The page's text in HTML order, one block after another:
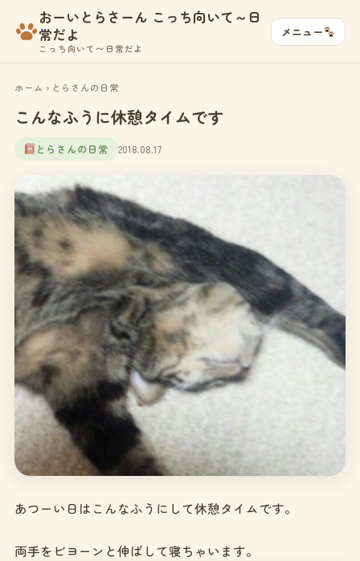
おーいとらさーん こっち向いて～日
常だよ
こっち向いて〜日常だよ
メニュー
ホーム › とらさんの日常
こんなふうに休憩タイムです
とらさんの日常 2018.08.17
あつーい日はこんなふうにして休憩タイムです。
両手をビヨーンと伸ばして寝ちゃいます。